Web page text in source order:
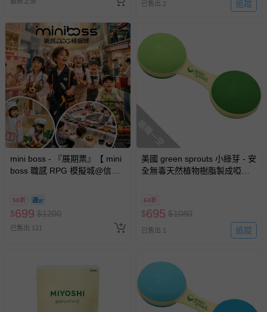
已售出 2 追蹤
mini boss - 『展期票』【 mini
boss 職感 RPG 模擬城@信義
期作廢) (兒童票(2歲以上)贈一
名陪伴成人)
58折
$699 $1200
已售出 121
搶購一空
美國 green sprouts 小綠芽 - 安
全無毒天然植物樹脂製成啞鈴
64折
$695 $1080
已售出 1 追蹤